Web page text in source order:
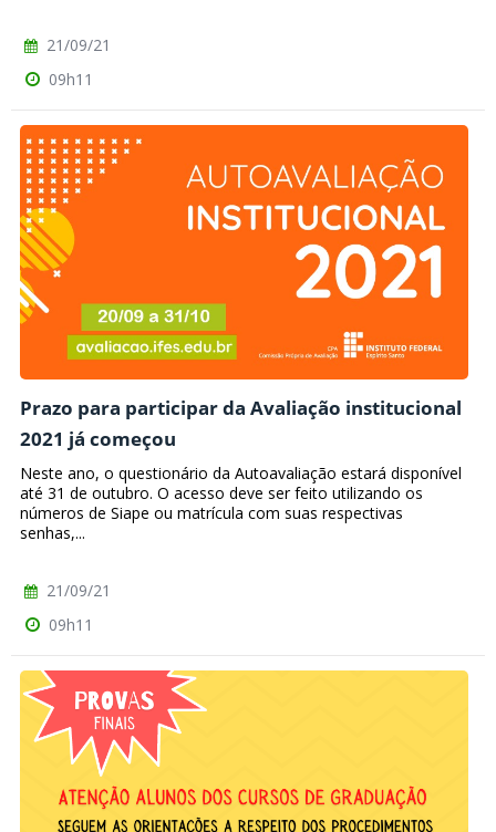
21/09/21
09h11
Prazo para participar da Avaliação institucional
2021 já começou
Neste ano, o questionário da Autoavaliação estará disponível
até 31 de outubro. O acesso deve ser feito utilizando os
números de Siape ou matrícula com suas respectivas
senhas,...
21/09/21
09h11